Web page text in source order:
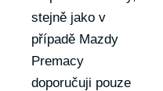
stejně jako v
případě Mazdy
Premacy
doporučuji pouze